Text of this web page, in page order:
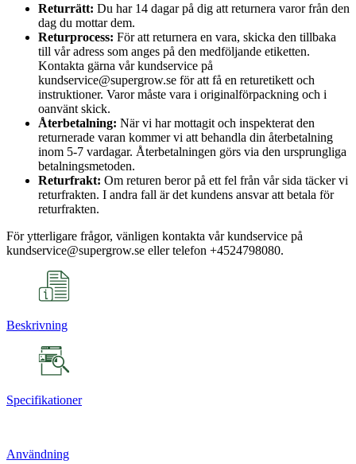
Returrätt: Du har 14 dagar på dig att returnera varor från den
dag du mottar dem.
Returprocess: För att returnera en vara, skicka den tillbaka
till vår adress som anges på den medföljande etiketten.
Kontakta gärna vår kundservice på
kundservice@supergrow.se för att få en returetikett och
instruktioner. Varor måste vara i originalförpackning och i
oanvänt skick.
Återbetalning: När vi har mottagit och inspekterat den
returnerade varan kommer vi att behandla din återbetalning
inom 5-7 vardagar. Återbetalningen görs via den ursprungliga
betalningsmetoden.
Returfrakt: Om returen beror på ett fel från vår sida täcker vi
returfrakten. I andra fall är det kundens ansvar att betala för
returfrakten.
För ytterligare frågor, vänligen kontakta vår kundservice på
kundservice@supergrow.se eller telefon +4524798080.
Beskrivning
Specifikationer
Användning